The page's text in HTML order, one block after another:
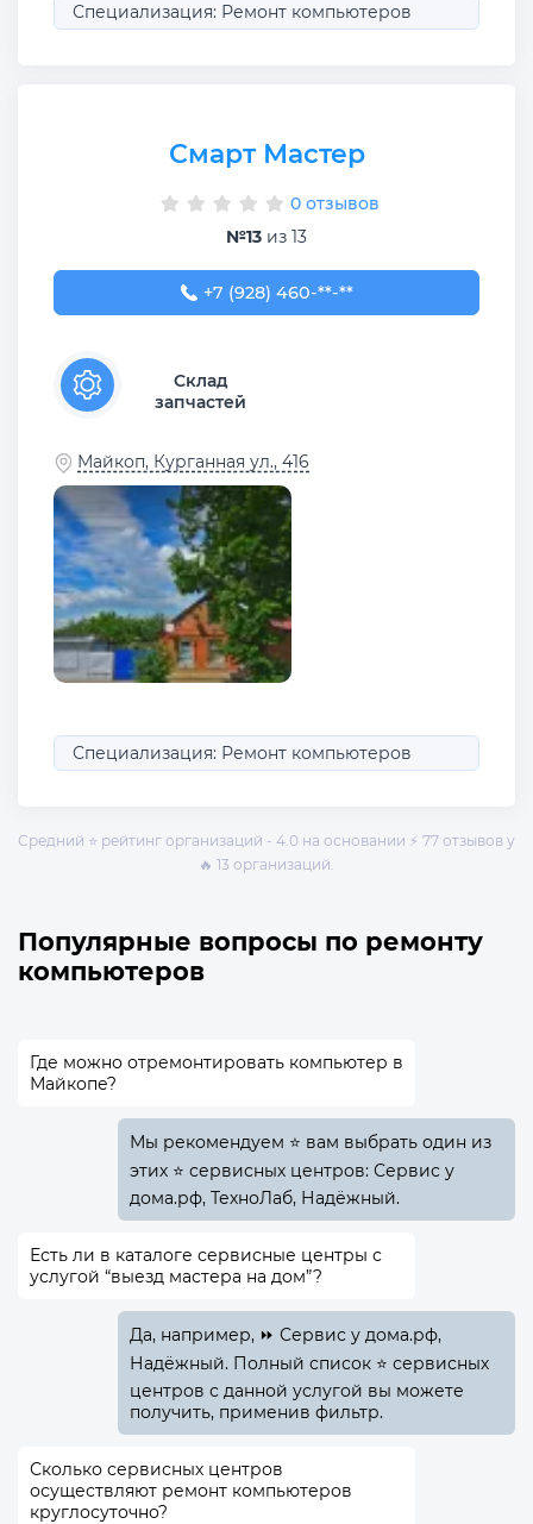
Специализация: Ремонт компьютеров
Смарт Мастер
0 отзывов
№13 из 13
+7 (928) 460-01-75
+7 (928) 460-**-**
Склад
запчастей
Майкоп, Курганная ул., 416
Специализация: Ремонт компьютеров
Средний ⭐ рейтинг организаций - 4.0 на основании ⚡ 77 отзывов у
🔥 13 организаций.
Популярные вопросы по ремонту
компьютеров
Где можно отремонтировать компьютер в
Майкопе?
Мы рекомендуем ⭐ вам выбрать один из
этих ⭐ сервисных центров: Сервис у
дома.рф, ТехноЛаб, Надёжный.
Есть ли в каталоге сервисные центры с
услугой “выезд мастера на дом”?
Да, например, ⏩ Сервис у дома.рф,
Надёжный. Полный список ⭐ сервисных
центров с данной услугой вы можете
получить, применив фильтр.
Сколько сервисных центров
осуществляют ремонт компьютеров
круглосуточно?